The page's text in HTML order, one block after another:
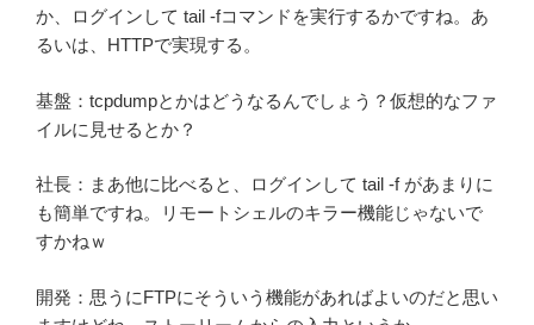
か、ログインして tail -fコマンドを実行するかですね。あ
るいは、HTTPで実現する。
基盤：tcpdumpとかはどうなるんでしょう？仮想的なファ
イルに見せるとか？
社長：まあ他に比べると、ログインして tail -f があまりに
も簡単ですね。リモートシェルのキラー機能じゃないで
すかねｗ
開発：思うにFTPにそういう機能があればよいのだと思い